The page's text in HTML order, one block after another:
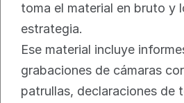
toma el material en bruto y
estrategia.
Ese material incluye
grabaciones de cámaras
patrullas, declaraciones de